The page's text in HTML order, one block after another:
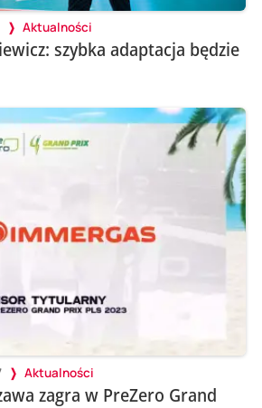
Aktualności
szybka adaptacja będzie
Aktualności
zagra w PreZero Grand